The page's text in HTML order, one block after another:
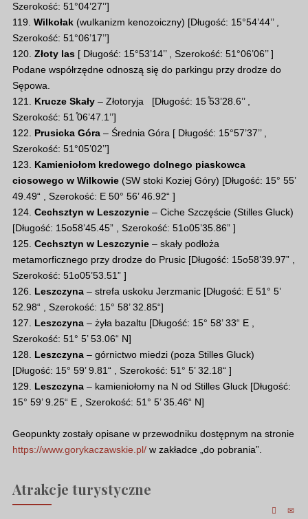
Szerokość: 51°04’27’’]
119. Wilkołak(wulkanizm kenozoiczny) [Długość: 15°54’44’’ ,
Szerokość: 51°06’17’’]
120. Złoty las [ Długość: 15°53’14’’ , Szerokość: 51°06’06’’ ]
Podane współrzędne odnoszą się do parkingu przy drodze do
Sępowa.
121. Krucze Skały– Złotoryja [Długość: 15 ̊53’28.6’’ ,
Szerokość: 51 ̊06’47.1’’]
122. Prusicka Góra– Średnia Góra [ Długość: 15°57’37’’ ,
Szerokość: 51°05’02’’]
123. Kamieniołom kredowego dolnego piaskowca
ciosowego w Wilkowie(SW stoki Koziej Góry) [Długość: 15° 55’
49.49“ , Szerokość: E 50° 56’ 46.92“ ]
124. Cechsztyn w Leszczynie– Ciche Szczęście (Stilles Gluck)
[Długość: 15o58’45.45” , Szerokość: 51o05’35.86” ]
125. Cechsztyn w Leszczynie– skały podłoża
metamorficznego przy drodze do Prusic [Długość: 15o58’39.97” ,
Szerokość: 51o05’53.51” ]
126. Leszczyna– strefa uskoku Jerzmanic [Długość: E 51° 5’
52.98“ , Szerokość: 15° 58’ 32.85“]
127. Leszczyna– żyła bazaltu [Długość: 15° 58’ 33“ E ,
Szerokość: 51° 5’ 53.06“ N]
128. Leszczyna– górnictwo miedzi (poza Stilles Gluck)
[Długość: 15° 59’ 9.81“ , Szerokość: 51° 5’ 32.18“ ]
129. Leszczyna– kamieniołomy na N od Stilles Gluck [Długość:
15° 59’ 9.25“ E , Szerokość: 51° 5’ 35.46“ N]
Geopunkty zostały opisane w przewodniku dostępnym na stronie
https://www.gorykaczawskie.pl/w zakładce „do pobrania”.
Atrakcje turystyczne